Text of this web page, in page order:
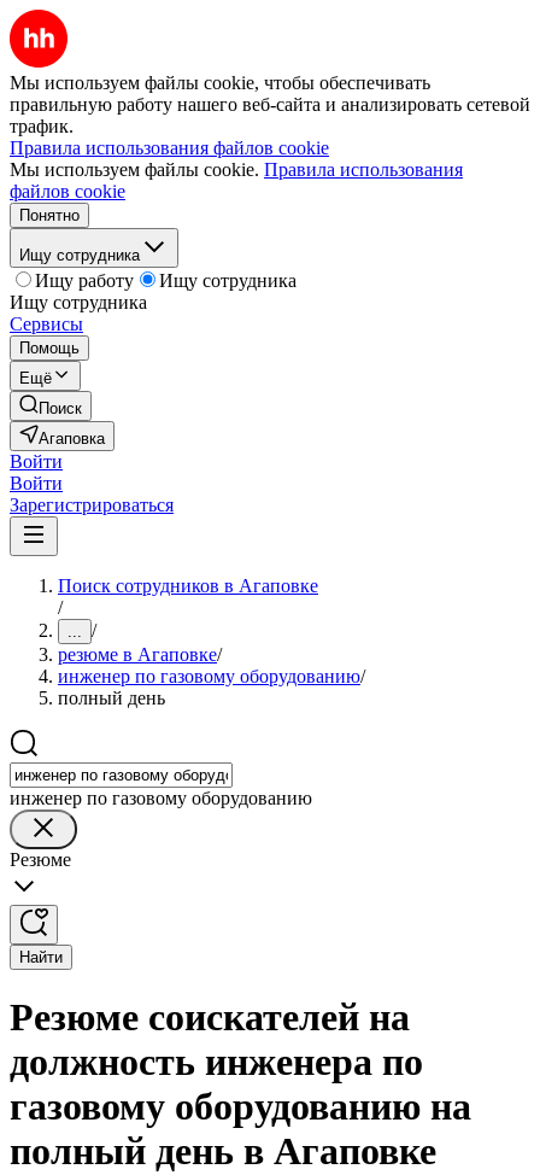
Мы используем файлы cookie, чтобы обеспечивать
правильную работу нашего веб-сайта и анализировать сетевой
трафик.
Правила использования файлов cookie
Мы используем файлы cookie. Правила использования
файлов cookie
Понятно
Ищу сотрудника
Ищу работу
Ищу сотрудника
Ищу сотрудника
Сервисы
Помощь
Ещё
Поиск
Агаповка
Войти
Войти
Зарегистрироваться
Поиск сотрудников в Агаповке
/
... /
резюме в Агаповке/
инженер по газовому оборудованию/
полный день
инженер по газовому оборудованию
Резюме
Найти
Резюме соискателей на
должность инженера по
газовому оборудованию на
полный день в Агаповке